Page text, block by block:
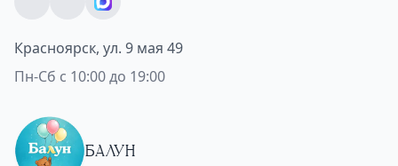
Красноярск, ул. 9 мая 49
Пн-Сб с 10:00 до 19:00
БАЛУН